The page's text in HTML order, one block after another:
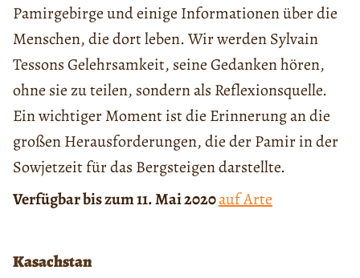
Pamirgebirge und einige Informationen über die
Menschen, die dort leben. Wir werden Sylvain
Tessons Gelehrsamkeit, seine Gedanken hören,
ohne sie zu teilen, sondern als Reflexionsquelle.
Ein wichtiger Moment ist die Erinnerung an die
großen Herausforderungen, die der Pamir in der
Sowjetzeit für das Bergsteigen darstellte.
Verfügbar bis zum 11. Mai 2020auf Arte
Kasachstan